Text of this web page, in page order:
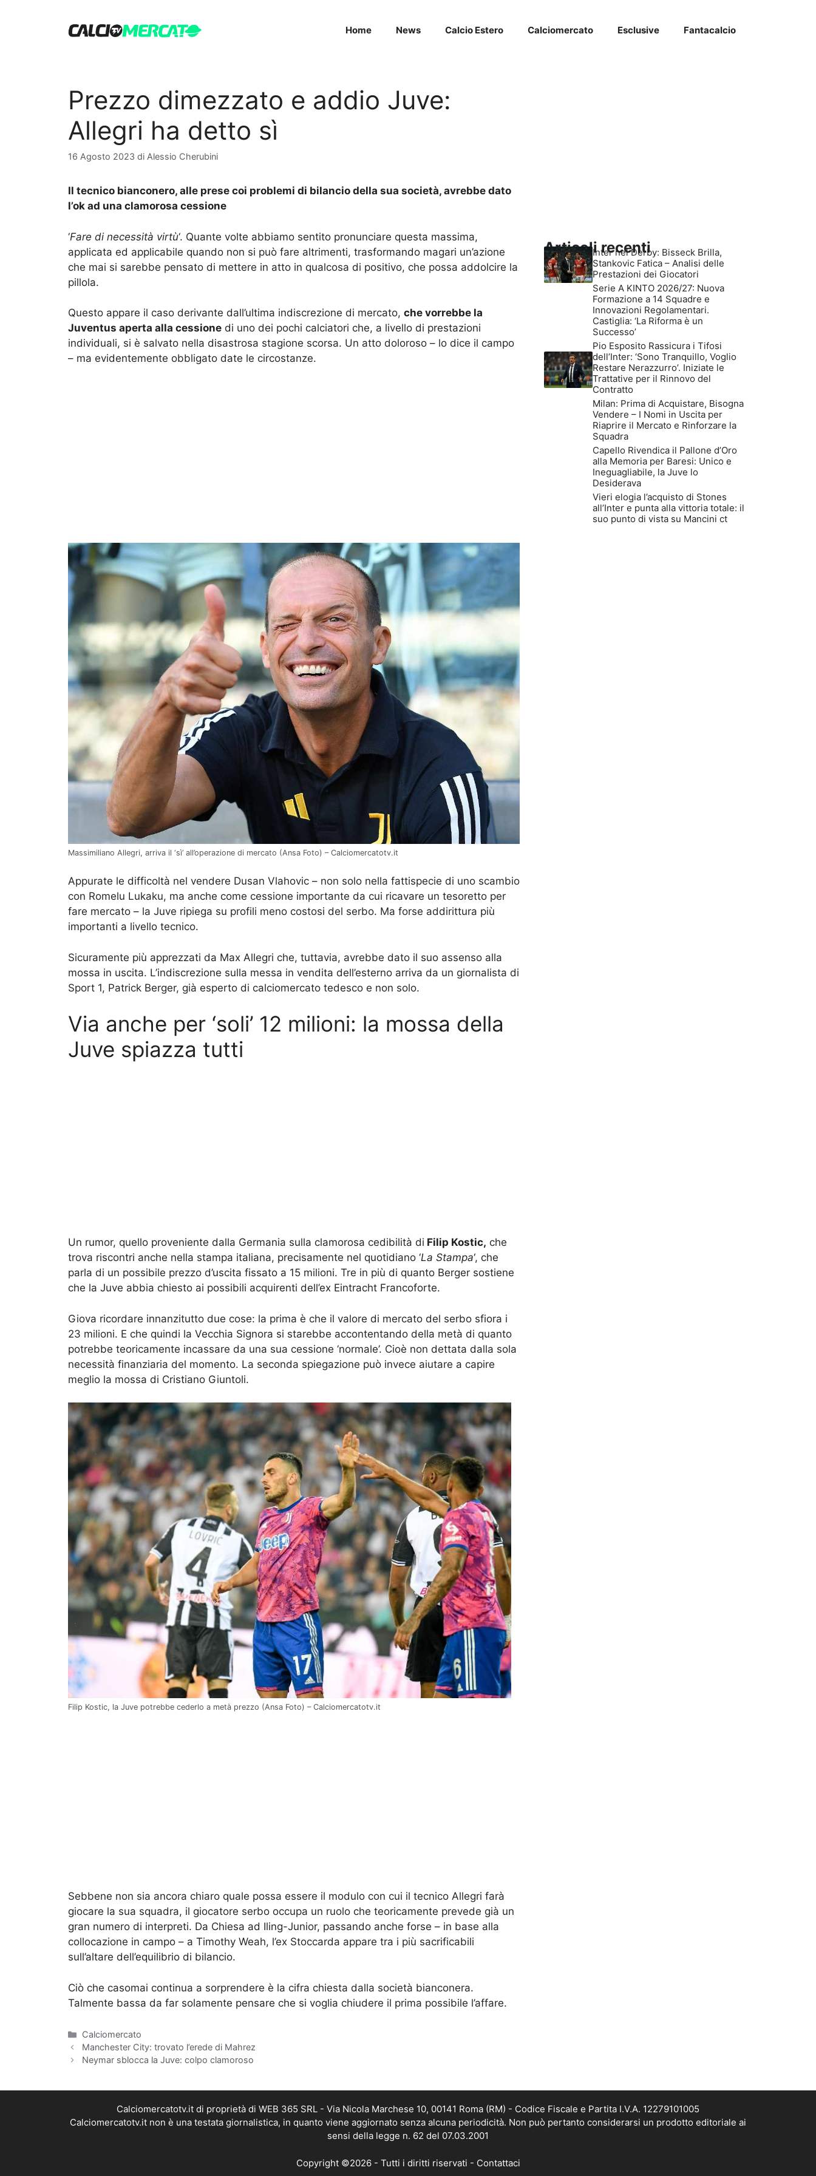
Home News Calcio Estero Calciomercato Esclusive Fantacalcio
Prezzo dimezzato e addio Juve:
Allegri ha detto sì
16 Agosto 2023 di Alessio Cherubini
Il tecnico bianconero, alle prese coi problemi di bilancio della sua società, avrebbe dato
l’ok ad una clamorosa cessione
‘Fare di necessità virtù‘. Quante volte abbiamo sentito pronunciare questa massima,
applicata ed applicabile quando non si può fare altrimenti, trasformando magari un’azione
che mai si sarebbe pensato di mettere in atto in qualcosa di positivo, che possa addolcire la
pillola.
Questo appare il caso derivante dall’ultima indiscrezione di mercato, che vorrebbe la
Juventus aperta alla cessione di uno dei pochi calciatori che, a livello di prestazioni
individuali, si è salvato nella disastrosa stagione scorsa. Un atto doloroso – lo dice il campo
– ma evidentemente obbligato date le circostanze.
Massimiliano Allegri, arriva il ‘sì’ all’operazione di mercato (Ansa Foto) – Calciomercatotv.it
Appurate le difficoltà nel vendere Dusan Vlahovic – non solo nella fattispecie di uno scambio
con Romelu Lukaku, ma anche come cessione importante da cui ricavare un tesoretto per
fare mercato – la Juve ripiega su profili meno costosi del serbo. Ma forse addirittura più
importanti a livello tecnico.
Sicuramente più apprezzati da Max Allegri che, tuttavia, avrebbe dato il suo assenso alla
mossa in uscita. L’indiscrezione sulla messa in vendita dell’esterno arriva da un giornalista di
Sport 1, Patrick Berger, già esperto di calciomercato tedesco e non solo.
Via anche per ‘soli’ 12 milioni: la mossa della
Juve spiazza tutti
Un rumor, quello proveniente dalla Germania sulla clamorosa cedibilità di Filip Kostic, che
trova riscontri anche nella stampa italiana, precisamente nel quotidiano ‘La Stampa‘, che
parla di un possibile prezzo d’uscita fissato a 15 milioni. Tre in più di quanto Berger sostiene
che la Juve abbia chiesto ai possibili acquirenti dell’ex Eintracht Francoforte.
Giova ricordare innanzitutto due cose: la prima è che il valore di mercato del serbo sfiora i
23 milioni. E che quindi la Vecchia Signora si starebbe accontentando della metà di quanto
potrebbe teoricamente incassare da una sua cessione ‘normale’. Cioè non dettata dalla sola
necessità finanziaria del momento. La seconda spiegazione può invece aiutare a capire
meglio la mossa di Cristiano Giuntoli.
Filip Kostic, la Juve potrebbe cederlo a metà prezzo (Ansa Foto) – Calciomercatotv.it
Sebbene non sia ancora chiaro quale possa essere il modulo con cui il tecnico Allegri farà
giocare la sua squadra, il giocatore serbo occupa un ruolo che teoricamente prevede già un
gran numero di interpreti. Da Chiesa ad Iling-Junior, passando anche forse – in base alla
collocazione in campo – a Timothy Weah, l’ex Stoccarda appare tra i più sacrificabili
sull’altare dell’equilibrio di bilancio.
Ciò che casomai continua a sorprendere è la cifra chiesta dalla società bianconera.
Talmente bassa da far solamente pensare che si voglia chiudere il prima possibile l’affare.
Categorie
Calciomercato
Manchester City: trovato l’erede di Mahrez
Neymar sblocca la Juve: colpo clamoroso
Articoli recenti
Inter nel Derby: Bisseck Brilla,
Stankovic Fatica – Analisi delle
Prestazioni dei Giocatori
Serie A KINTO 2026/27: Nuova
Formazione a 14 Squadre e
Innovazioni Regolamentari.
Castiglia: ‘La Riforma è un
Successo’
Pio Esposito Rassicura i Tifosi
dell’Inter: ‘Sono Tranquillo, Voglio
Restare Nerazzurro’. Iniziate le
Trattative per il Rinnovo del
Contratto
Milan: Prima di Acquistare, Bisogna
Vendere – I Nomi in Uscita per
Riaprire il Mercato e Rinforzare la
Squadra
Capello Rivendica il Pallone d’Oro
alla Memoria per Baresi: Unico e
Ineguagliabile, la Juve lo
Desiderava
Vieri elogia l’acquisto di Stones
all’Inter e punta alla vittoria totale: il
suo punto di vista su Mancini ct
Calciomercatotv.it di proprietà di WEB 365 SRL - Via Nicola Marchese 10, 00141 Roma (RM) - Codice Fiscale e Partita I.V.A. 12279101005
Calciomercatotv.it non è una testata giornalistica, in quanto viene aggiornato senza alcuna periodicità. Non può pertanto considerarsi un prodotto editoriale ai
sensi della legge n. 62 del 07.03.2001
Copyright ©2026 - Tutti i diritti riservati - Contattaci